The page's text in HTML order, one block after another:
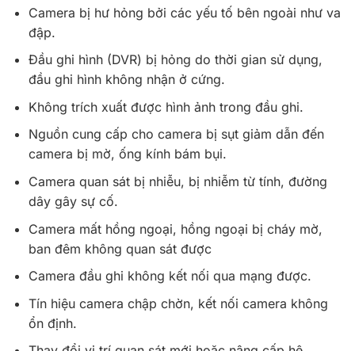
Camera bị hư hỏng bởi các yếu tố bên ngoài như va
đập.
Đầu ghi hình (DVR) bị hỏng do thời gian sử dụng,
đầu ghi hình không nhận ở cứng.
Không trích xuất được hình ảnh trong đầu ghi.
Nguồn cung cấp cho camera bị sụt giảm dẫn đến
camera bị mờ, ống kính bám bụi.
Camera quan sát bị nhiễu, bị nhiễm từ tính, đường
dây gây sự cố.
Camera mất hồng ngoại, hồng ngoại bị cháy mờ,
ban đêm không quan sát được
Camera đầu ghi không kết nối qua mạng được.
Tín hiệu camera chập chờn, kết nối camera không
ổn định.